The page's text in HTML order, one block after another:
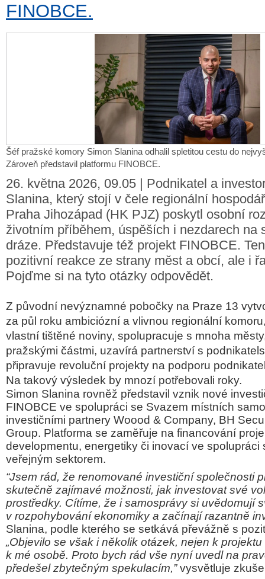
FINOBCE.
Šéf pražské komory Simon Slanina odhalil spletitou cestu do
Zároveň představil platformu FINOBCE.
26. května 2026, 09.05 | Podnikatel a
Slanina, který stojí v čele regionální
Praha Jihozápad (HK PJZ) poskytl osobní
životním příběhem, úspěších i nezdarech na
dráze. Představuje též projekt FINOBCE.
pozitivní reakce ze strany měst a obcí, ale i
Pojďme si na tyto otázky odpovědět.
Z původní nevýznamné pobočky na Praze 13
za půl roku ambiciózní a vlivnou regionální
vlastní tištěné noviny, spolupracuje s mnoha
pražskými částmi, uzavírá partnerství s
připravuje revoluční projekty na podporu
Na takový výsledek by mnozí potřebovali roky.
Simon Slanina rovněž představil vznik nové
FINOBCE ve spolupráci se Svazem místních
investičními partnery Woood & Company, BH
Group. Platforma se zaměřuje na financování
developmentu, energetiky či inovací ve spolupráci
veřejným sektorem.
“Jsem rád, že renomované investiční společnosti
skutečně zajímavé možnosti, jak investovat své
prostředky. Cítíme, že i samosprávy si uvědomují
v rozpohybování ekonomiky a začínají razantně
Slanina, podle kterého se setkává převážně s
„Objevilo se však i několik otázek, nejen k
k mé osobě. Proto bych rád vše nyní uvedl na
předešel zbytečným spekulacím,”vysvětluje